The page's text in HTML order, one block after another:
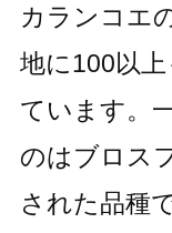
カランコエ
地に100以
ています。
のはブロス
された品種